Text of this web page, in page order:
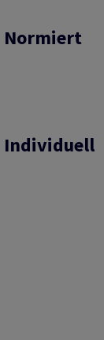
Normiert
Individuell